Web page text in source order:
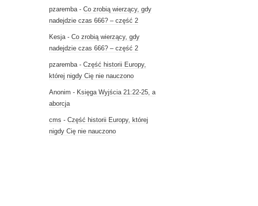
pzaremba- Co zrobią wierzący, gdy
nadejdzie czas 666? – część 2
Kesja- Co zrobią wierzący, gdy
nadejdzie czas 666? – część 2
pzaremba- Część historii Europy,
której nigdy Cię nie nauczono
Anonim - Księga Wyjścia 21:22-25, a
aborcja
cms - Część historii Europy, której
nigdy Cię nie nauczono